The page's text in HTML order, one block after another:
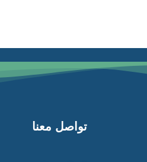
تواصل معنا